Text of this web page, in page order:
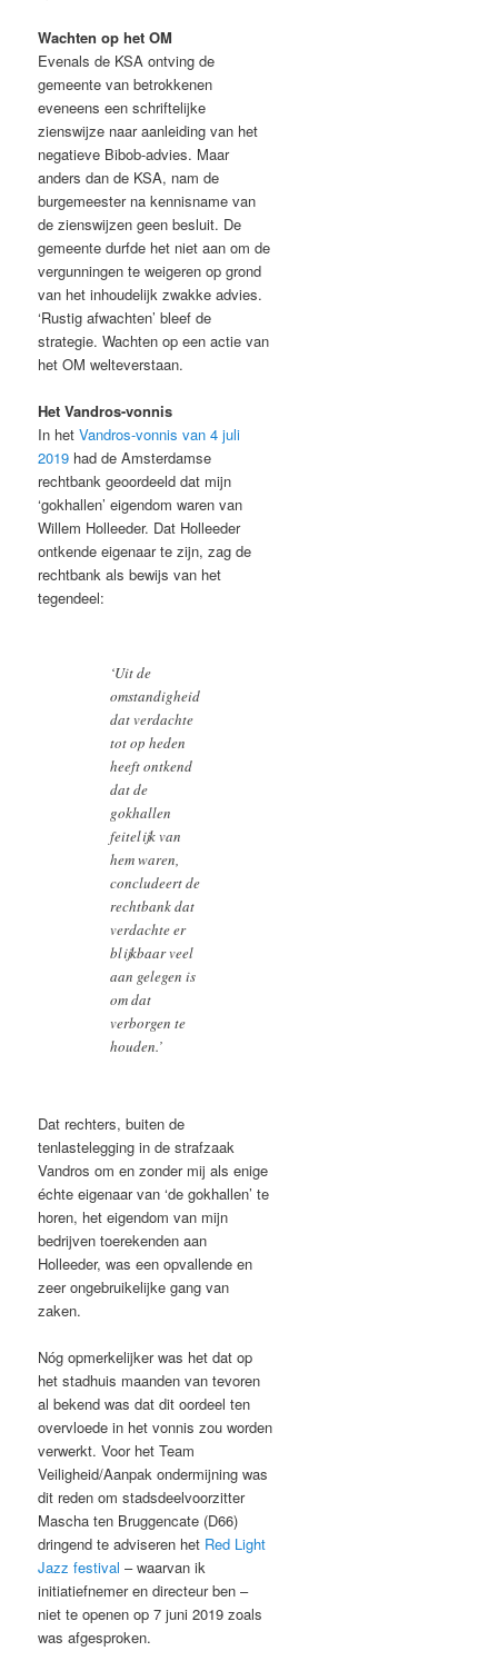
Wachten op het OM
Evenals de KSA ontving de
gemeente van betrokkenen
eveneens een schriftelijke
zienswijze naar aanleiding van het
negatieve Bibob-advies. Maar
anders dan de KSA, nam de
burgemeester na kennisname van
de zienswijzen geen besluit. De
gemeente durfde het niet aan om de
vergunningen te weigeren op grond
van het inhoudelijk zwakke advies.
‘Rustig afwachten’ bleef de
strategie. Wachten op een actie van
het OM welteverstaan.
Het Vandros-vonnis
In hetVandros-vonnis van 4 juli
2019 had de Amsterdamse
rechtbank geoordeeld dat mijn
‘gokhallen’ eigendom waren van
Willem Holleeder. Dat Holleeder
ontkende eigenaar te zijn, zag de
rechtbank als bewijs van het
tegendeel:
‘Uit de
omstandigheid
dat verdachte
tot op heden
heeft ontkend
dat de
gokhallen
feitelijk van
hem waren,
concludeert de
rechtbank dat
verdachte er
blijkbaar veel
aan gelegen is
om dat
verborgen te
houden.’
Dat rechters, buiten de
tenlastelegging in de strafzaak
Vandros om en zonder mij als enige
échte eigenaar van ‘de gokhallen’ te
horen, het eigendom van mijn
bedrijven toerekenden aan
Holleeder, was een opvallende en
zeer ongebruikelijke gang van
zaken.
Nóg opmerkelijker was het dat op
het stadhuis maanden van tevoren
al bekend was dat dit oordeel ten
overvloede in het vonnis zou worden
verwerkt. Voor het Team
Veiligheid/Aanpak ondermijning was
dit reden om stadsdeelvoorzitter
Mascha ten Bruggencate (D66)
dringend te adviseren het Red Light
Jazz festival – waarvan ik
initiatiefnemer en directeur ben –
niet te openen op 7 juni 2019 zoals
was afgesproken.